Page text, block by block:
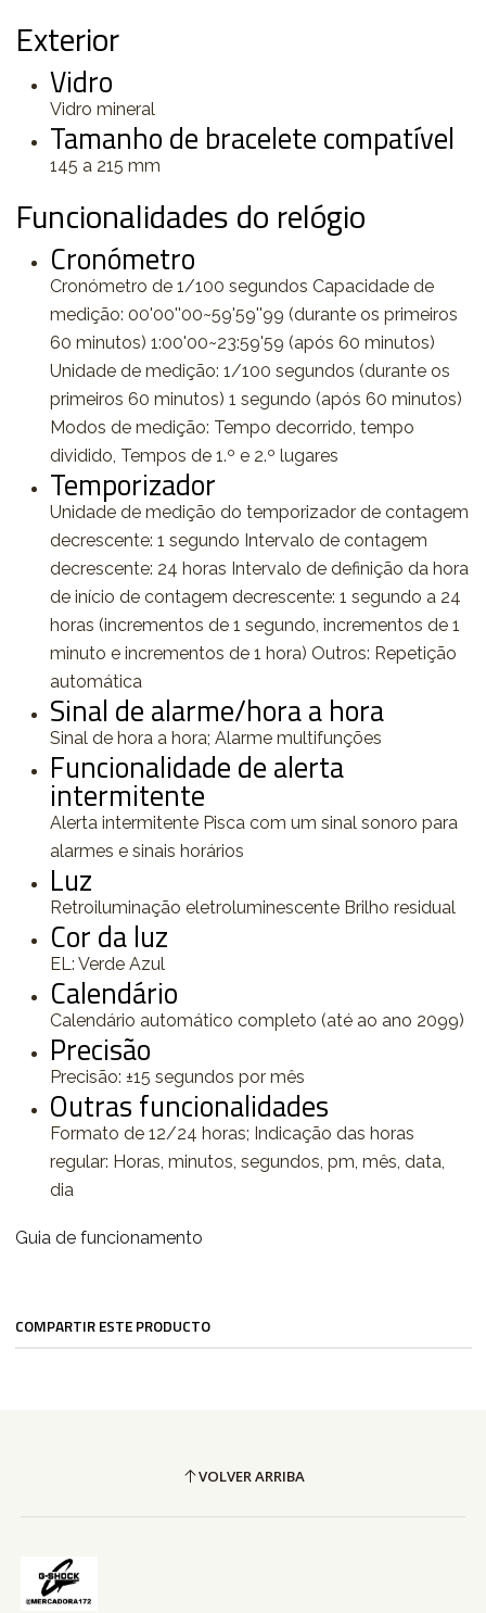
Exterior
Vidro
Vidro mineral
Tamanho de bracelete compatível
145 a 215 mm
Funcionalidades do relógio
Cronómetro
Cronómetro de 1/100 segundos Capacidade de
medição: 00'00''00~59'59''99 (durante os primeiros
60 minutos) 1:00'00~23:59'59 (após 60 minutos)
Unidade de medição: 1/100 segundos (durante os
primeiros 60 minutos) 1 segundo (após 60 minutos)
Modos de medição: Tempo decorrido, tempo
dividido, Tempos de 1.º e 2.º lugares
Temporizador
Unidade de medição do temporizador de contagem
decrescente: 1 segundo Intervalo de contagem
decrescente: 24 horas Intervalo de definição da hora
de início de contagem decrescente: 1 segundo a 24
horas (incrementos de 1 segundo, incrementos de 1
minuto e incrementos de 1 hora) Outros: Repetição
automática
Sinal de alarme/hora a hora
Sinal de hora a hora; Alarme multifunções
Funcionalidade de alerta
intermitente
Alerta intermitente Pisca com um sinal sonoro para
alarmes e sinais horários
Luz
Retroiluminação eletroluminescente Brilho residual
Cor da luz
EL: Verde Azul
Calendário
Calendário automático completo (até ao ano 2099)
Precisão
Precisão: ±15 segundos por mês
Outras funcionalidades
Formato de 12/24 horas; Indicação das horas
regular: Horas, minutos, segundos, pm, mês, data,
dia
Guia de funcionamento
COMPARTIR ESTE PRODUCTO
VOLVER ARRIBA